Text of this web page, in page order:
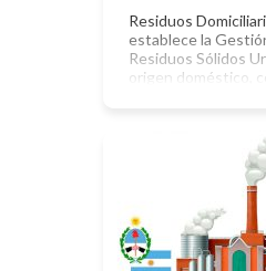
Residuos
establece la
Residuos Sólidos
origen doméstico,
domiciliarios. Es
través del Decreto
9.111 establece la
de los residuos
industriales
prohibiéndose en